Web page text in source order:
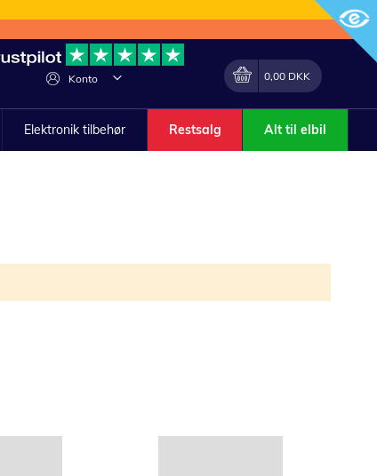
Konto
Lave
Min indkøbskurv
0,00 DKK
Elektronik tilbehør Restsalg Alt til elbil